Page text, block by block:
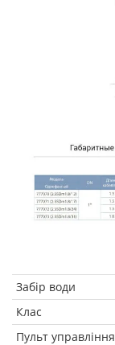
Забір води
Клас
Пульт управління